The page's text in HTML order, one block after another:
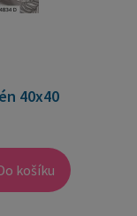
40x40
košíku